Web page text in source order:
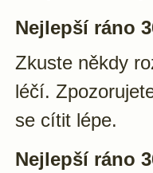
Nejlepší ráno
Zkuste někdy
léčí.
se cítit lépe.
Nejlepší ráno